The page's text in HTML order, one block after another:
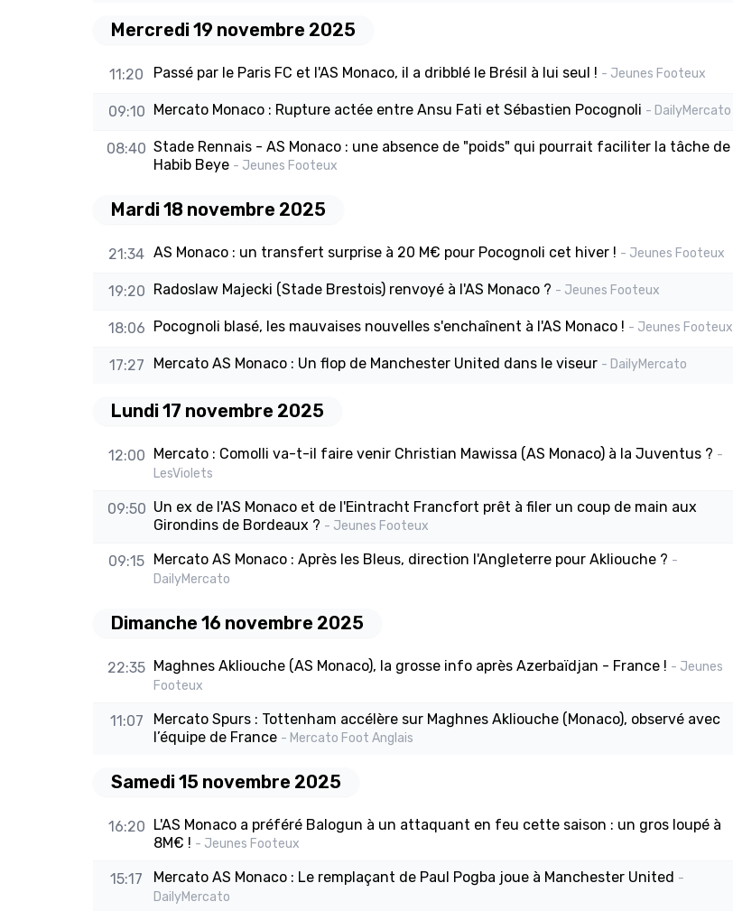
Mercredi 19 novembre 2025
11:20 Passé par le Paris FC et l'AS Monaco, il a dribblé le Brésil à lui seul ! - Jeunes Footeux
09:10 Mercato Monaco : Rupture actée entre Ansu Fati et Sébastien Pocognoli - DailyMercato
08:40 Stade Rennais - AS Monaco : une absence de "poids" qui pourrait faciliter la tâche de
Habib Beye - Jeunes Footeux
Mardi 18 novembre 2025
21:34 AS Monaco : un transfert surprise à 20 M€ pour Pocognoli cet hiver ! - Jeunes Footeux
19:20 Radoslaw Majecki (Stade Brestois) renvoyé à l'AS Monaco ? - Jeunes Footeux
18:06 Pocognoli blasé, les mauvaises nouvelles s'enchaînent à l'AS Monaco ! - Jeunes Footeux
17:27 Mercato AS Monaco : Un flop de Manchester United dans le viseur - DailyMercato
Lundi 17 novembre 2025
12:00 Mercato : Comolli va-t-il faire venir Christian Mawissa (AS Monaco) à la Juventus ? -
LesViolets
09:50 Un ex de l'AS Monaco et de l'Eintracht Francfort prêt à filer un coup de main aux
Girondins de Bordeaux ? - Jeunes Footeux
09:15 Mercato AS Monaco : Après les Bleus, direction l'Angleterre pour Akliouche ? -
DailyMercato
Dimanche 16 novembre 2025
22:35 Maghnes Akliouche (AS Monaco), la grosse info après Azerbaïdjan - France ! - Jeunes
Footeux
11:07
Mercato Spurs : Tottenham accélère sur Maghnes Akliouche (Monaco), observé avec
l’équipe de France - Mercato Foot Anglais
Samedi 15 novembre 2025
16:20 L'AS Monaco a préféré Balogun à un attaquant en feu cette saison : un gros loupé à
8M€ ! - Jeunes Footeux
15:17 Mercato AS Monaco : Le remplaçant de Paul Pogba joue à Manchester United -
DailyMercato